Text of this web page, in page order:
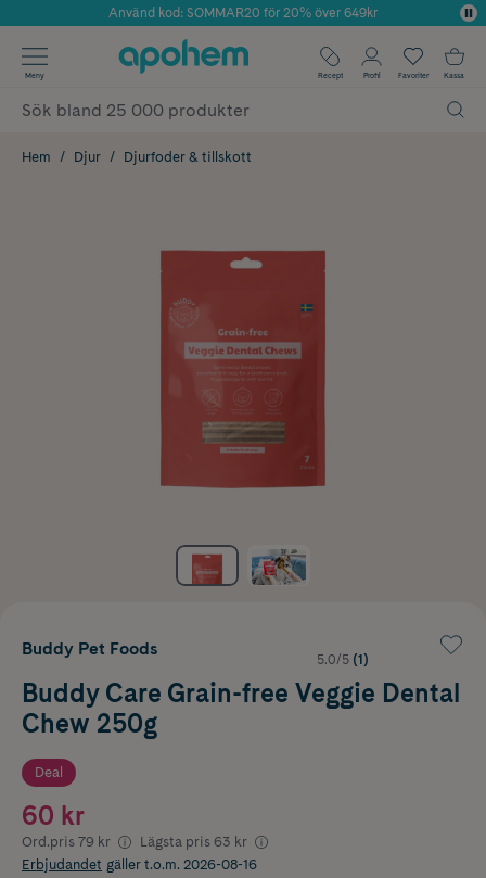
Årets Butik 2025 inom Skönhet
Använd kod: SOMMAR20 för 20% över 649kr
✓ Fri frakt
✓ Poäng på alla köp*
Meny Recept Profil Favoriter Kassa
Hem Djur Djurfoder & tillskott
Buddy Pet Foods
5.0/5 (1)
Buddy Care Grain-free Veggie Dental
Chew 250g
Deal
60 kr
Ord.pris 79 kr Lägsta pris 63 kr
Erbjudandet gäller t.o.m. 2026-08-16